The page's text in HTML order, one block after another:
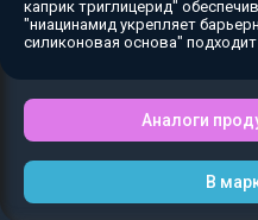
каприк триглицерид"
"ниацинамид укрепляет
силиконовая основа"
Аналоги
В